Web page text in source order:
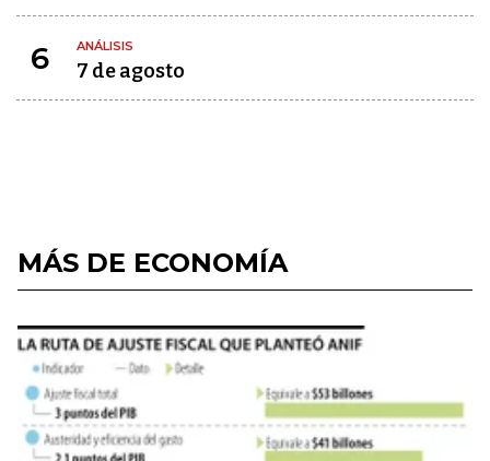
6 ANÁLISIS
7 de agosto
MÁS DE ECONOMÍA